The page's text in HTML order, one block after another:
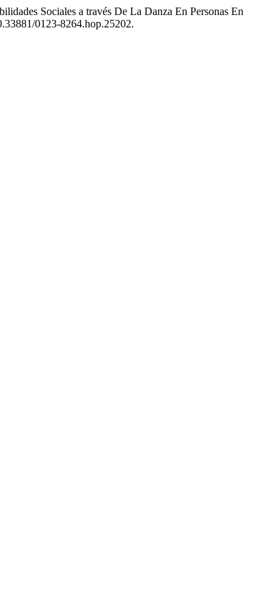
Sociales a través De La Danza En Personas En
0123-8264.hop.25202.